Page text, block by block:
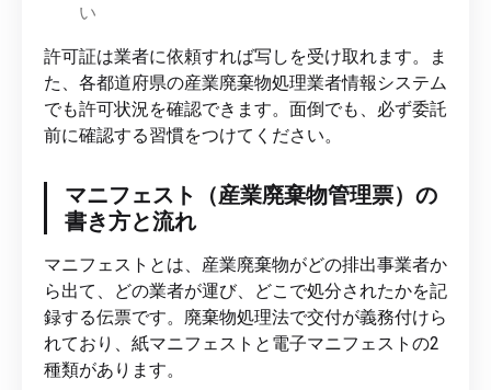
い
許可証は業者に依頼すれば写しを受け取れます。ま
た、各都道府県の産業廃棄物処理業者情報システム
でも許可状況を確認できます。面倒でも、必ず委託
前に確認する習慣をつけてください。
マニフェスト（産業廃棄物管理票）の
書き方と流れ
マニフェストとは、産業廃棄物がどの排出事業者か
ら出て、どの業者が運び、どこで処分されたかを記
録する伝票です。廃棄物処理法で交付が義務付けら
れており、紙マニフェストと電子マニフェストの2
種類があります。